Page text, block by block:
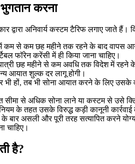
करना
द्वारा अनिवार्य कस्टम टैरिफ लगाए जाते
कम से कम छह महीने तक रहने के बाद वापस आने
फॉरेन करेंसी में ही किया जाना चाहिए।
छह महीने से कम अवधि तक विदेश में रहने
आयात शुल्क दर लागू होगी।
हों, तब भी सोना आयात करने के लिए उसके
सीमा से अधिक सोना लाने या कस्टम से
के तहत उसके विरुद्ध कड़ी कानूनी
बार असली और पूरी तरह सत्यापित करने
चाहिए।
है?